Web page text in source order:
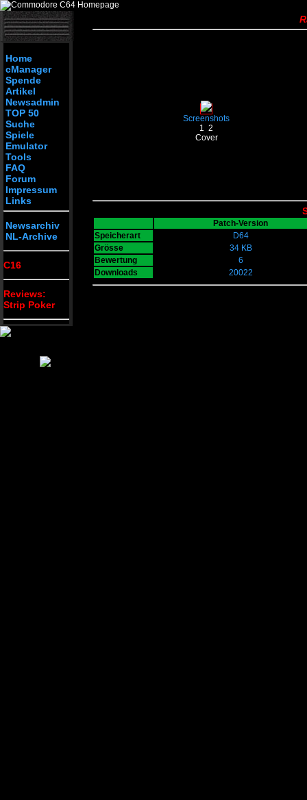
Home
cManager
Spende
Artikel
Newsadmin
TOP 50
Suche
Spiele
Emulator
Tools
FAQ
Forum
Impressum
Links
Newsarchiv
NL-Archive
C16
Reviews:
Strip Poker
Screenshots
1 2
Cover
Patch-Version
Speicherart
D64
Grösse
34 KB
Bewertung
6
Downloads
20022